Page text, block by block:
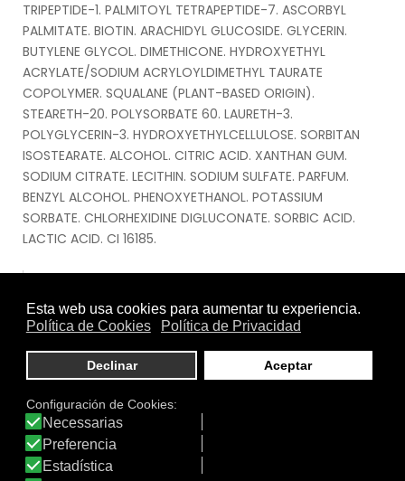
TRIPEPTIDE-1. PALMITOYL TETRAPEPTIDE-7. ASCORBYL
PALMITATE. BIOTIN. ARACHIDYL GLUCOSIDE. GLYCERIN.
BUTYLENE GLYCOL. DIMETHICONE. HYDROXYETHYL
ACRYLATE/SODIUM ACRYLOYLDIMETHYL TAURATE
COPOLYMER. SQUALANE (PLANT-BASED ORIGIN).
STEARETH-20. POLYSORBATE 60. LAURETH-3.
POLYGLYCERIN-3. HYDROXYETHYLCELLULOSE. SORBITAN
ISOSTEARATE. ALCOHOL. CITRIC ACID. XANTHAN GUM.
SODIUM CITRATE. LECITHIN. SODIUM SULFATE. PARFUM.
BENZYL ALCOHOL. PHENOXYETHANOL. POTASSIUM
SORBATE. CHLORHEXIDINE DIGLUCONATE. SORBIC ACID.
LACTIC ACID. CI 16185.
Asegúrate de tener el rostro limpio y tonificado para
con Contorno de Ojos Regenerante Iluminador: Si estás
acostumbrada a usar un sérum, este es el momento de
aplicarlo. Toma una pequeña cantidad de Contorno de
Ojos Regenerante Iluminador con la yema de tus dedos.
Aplica el producto en el contorno de los ojos con
pequeñas presiones, desde el ángulo interior del ojo